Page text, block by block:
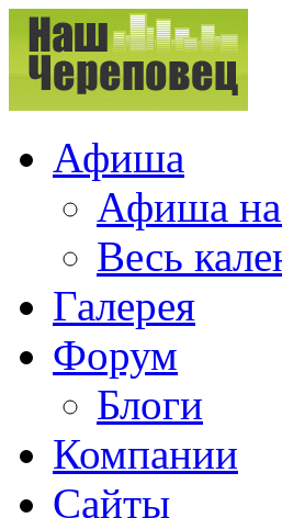
Афиша
Афиша на
Весь
Галерея
Форум
Блоги
Компании
Сайты